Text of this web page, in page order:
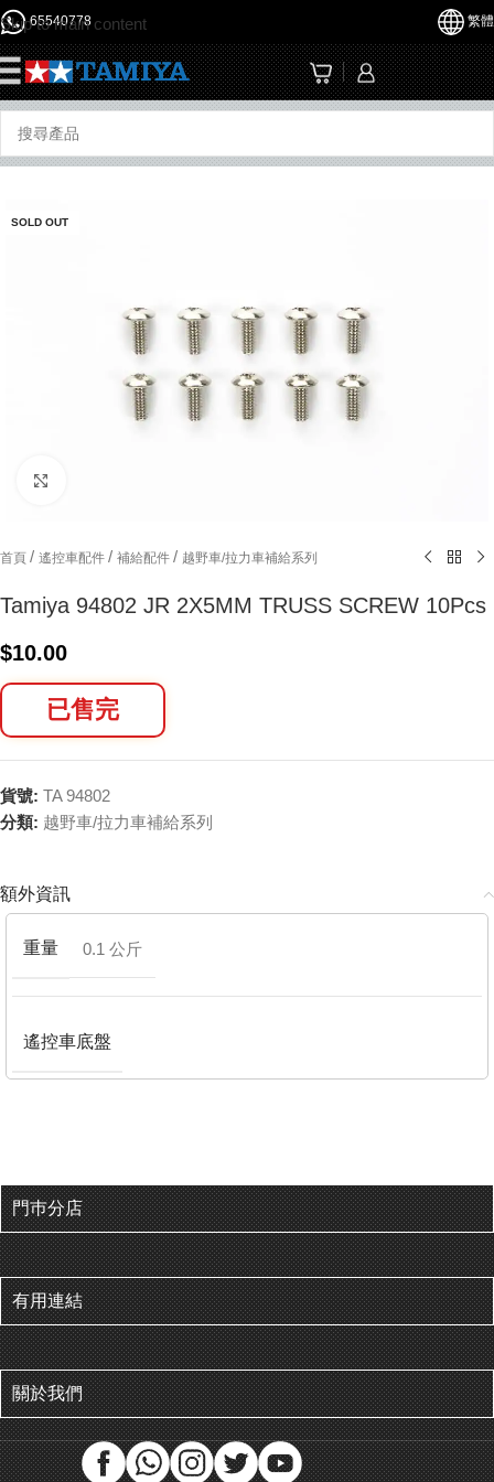
Skip to main content
65540778 繁體
SOLD OUT
首頁 / 遙控車配件 / 補給配件 / 越野車/拉力車補給系列
Tamiya 94802 JR 2X5MM TRUSS SCREW 10Pcs
$10.00
已售完
貨號: TA 94802
分類: 越野車/拉力車補給系列
額外資訊
重量 0.1 公斤
遙控車底盤
門巿分店
有用連結
關於我們